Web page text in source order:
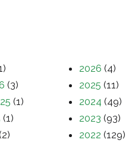
(3)
(1)
(1)
2026 (4)
2025 (11)
2024 (49)
2023 (93)
2022 (129)